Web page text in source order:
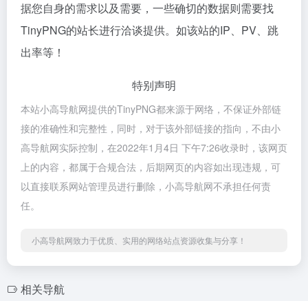
据您自身的需求以及需要，一些确切的数据则需要找
TinyPNG的站长进行洽谈提供。如该站的IP、PV、跳
出率等！
特别声明
本站小高导航网提供的TinyPNG都来源于网络，不保证外部链
接的准确性和完整性，同时，对于该外部链接的指向，不由小
高导航网实际控制，在2022年1月4日 下午7:26收录时，该网页
上的内容，都属于合规合法，后期网页的内容如出现违规，可
以直接联系网站管理员进行删除，小高导航网不承担任何责
任。
小高导航网致力于优质、实用的网络站点资源收集与分享！
相关导航